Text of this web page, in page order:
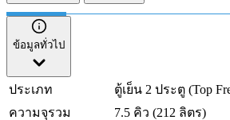
ข้อมูลทั่วไป
ประเภท
ตู้เย็น 2 ประตู (Top
ความจุรวม
7.5 คิว (212 ลิตร)